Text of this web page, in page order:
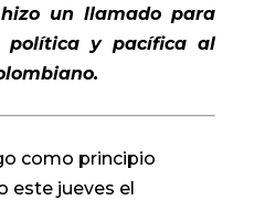
un llamado para
política y pacífica al
como principio
este jueves el